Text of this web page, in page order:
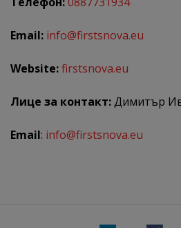
Email: info@firstsnova.eu
Website:firstsnova.eu
Лице за контакт:Димитър
Email: info@firstsnova.eu